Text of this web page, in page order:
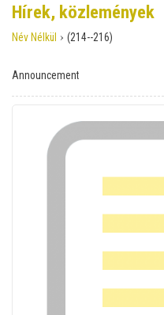
Hírek, közlemények
Név Nélkül › (214--216)
Announcement